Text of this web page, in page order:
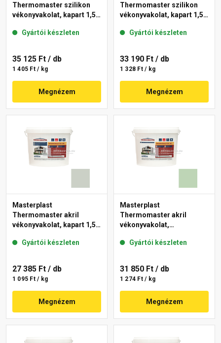
Thermomaster szilikon
vékonyvakolat, kapart 1,5
Gyártói készleten
35 125 Ft / db
1 405 Ft / kg
Megnézem
Thermomaster szilikon
vékonyvakolat, kapart 1,5
Gyártói készleten
33 190 Ft / db
1 328 Ft / kg
Megnézem
Masterplast
Thermomaster akril
vékonyvakolat, kapart 1,5
Gyártói készleten
27 385 Ft / db
1 095 Ft / kg
Megnézem
Masterplast
Thermomaster akril
vékonyvakolat,
41-D 25 kg
Gyártói készleten
31 850 Ft / db
1 274 Ft / kg
Megnézem